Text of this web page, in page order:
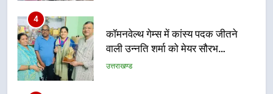
थपलियाल ने किया सम्मानित
उत्तराखण्ड
5